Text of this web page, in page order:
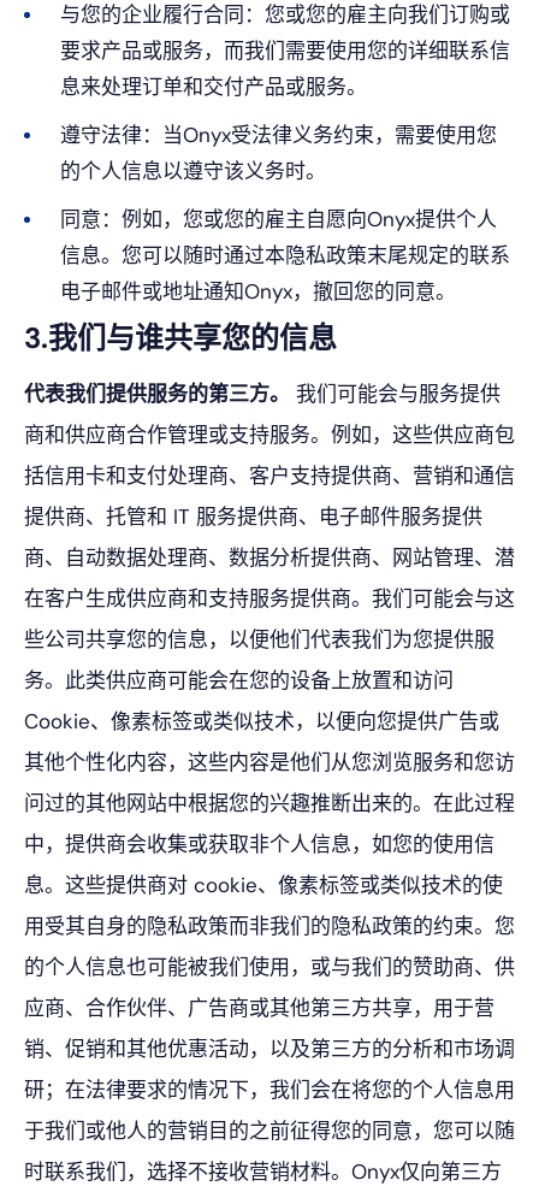
与您的企业履行合同：您或您的雇主向我们订购或
要求产品或服务，而我们需要使用您的详细联系信
息来处理订单和交付产品或服务。
遵守法律：当Onyx受法律义务约束，需要使用您
的个人信息以遵守该义务时。
同意：例如，您或您的雇主自愿向Onyx提供个人
信息。您可以随时通过本隐私政策末尾规定的联系
电子邮件或地址通知Onyx，撤回您的同意。
3.我们与谁共享您的信息
代表我们提供服务的第三方。
我们可能会与服务提供
商和供应商合作管理或支持服务。例如，这些供应商包
括信用卡和支付处理商、客户支持提供商、营销和通信
提供商、托管和 IT 服务提供商、电子邮件服务提供
商、自动数据处理商、数据分析提供商、网站管理、潜
在客户生成供应商和支持服务提供商。我们可能会与这
些公司共享您的信息，以便他们代表我们为您提供服
务。此类供应商可能会在您的设备上放置和访问
Cookie、像素标签或类似技术，以便向您提供广告或
其他个性化内容，这些内容是他们从您浏览服务和您访
问过的其他网站中根据您的兴趣推断出来的。在此过程
中，提供商会收集或获取非个人信息，如您的使用信
息。这些提供商对 cookie、像素标签或类似技术的使
用受其自身的隐私政策而非我们的隐私政策的约束。您
的个人信息也可能被我们使用，或与我们的赞助商、供
应商、合作伙伴、广告商或其他第三方共享，用于营
销、促销和其他优惠活动，以及第三方的分析和市场调
研；在法律要求的情况下，我们会在将您的个人信息用
于我们或他人的营销目的之前征得您的同意，您可以随
时联系我们，选择不接收营销材料。Onyx仅向第三方